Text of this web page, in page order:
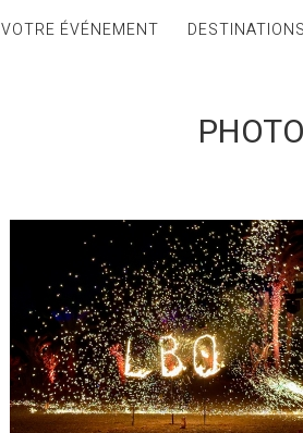
VOTRE ÉVÉNEMENT DESTINATIONS